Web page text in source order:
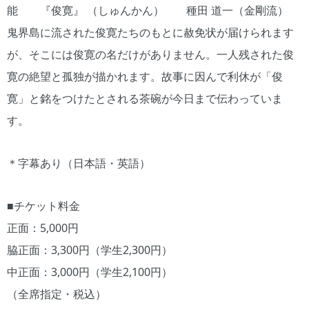
能 『俊寛』 （しゅんかん） 種田 道一（金剛流）
鬼界島に流された俊寛たちのもとに赦免状が届けられます
が、そこには俊寛の名だけがありません。一人残された俊
寛の絶望と孤独が描かれます。故事に因んで利休が「俊
寛」と銘をつけたとされる茶碗が今日まで伝わっていま
す。
＊字幕あり（日本語・英語）
■チケット料金
正面：5,000円
脇正面：3,300円（学生2,300円）
中正面：3,000円（学生2,100円）
（全席指定・税込）